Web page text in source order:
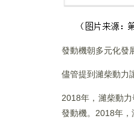
發動機朝多元化發
儘管提到濰柴動力
2018年，濰柴動
發動機。2018年，